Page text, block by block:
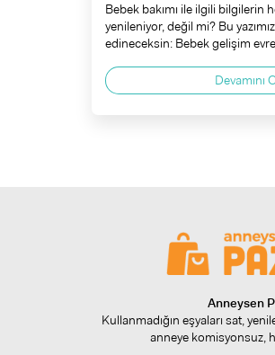
Bebek bakımı ile ilgili bilgilerin
yenileniyor, değil mi? Bu
edineceksin: Bebek gelişim
Devamını
Anneysen
Kullanmadığın eşyaları sat,
anneye komisyonsuz,